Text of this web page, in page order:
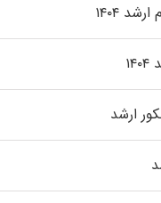
۱۴۰۴
ارشد